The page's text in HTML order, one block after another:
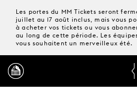
Les portes du MM Tickets seront
juillet au 17 août inclus, mais vous
à acheter vos tickets ou vous
au long de cette période. Les
vous souhaitent un merveilleux été.